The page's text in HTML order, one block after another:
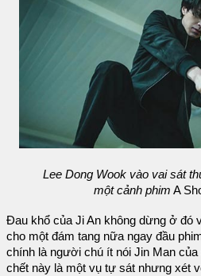
Lee Dong Wook vào vai sát
một cảnh phim A
Đau khổ của Ji An không dừng ở đó
cho một đám tang nữa ngay đầu
chính là người chú ít nói Jin Man
chết này là một vụ tự sát nhưng xét